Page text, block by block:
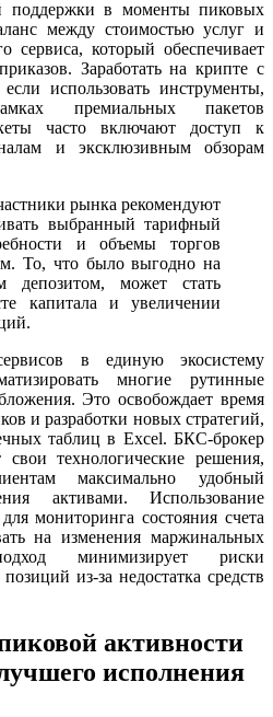
поддержки в моменты пиковых
между стоимостью услуг и
сервиса, который обеспечивает
Заработать на крипте с
использовать инструменты,
премиальных пакетов
часто включают доступ к
и эксклюзивным обзорам
рынка рекомендуют
выбранный тарифный
и объемы торгов
То, что было выгодно на
депозитом, может стать
капитала и увеличении
в единую экосистему
многие рутинные
Это освобождает время
и разработки новых стратегий,
таблиц в Excel. БКС-брокер
свои технологические решения,
максимально удобный
активами. Использование
мониторинга состояния счета
на изменения маржинальных
минимизирует риски
из-за недостатка средств
активности
исполнения